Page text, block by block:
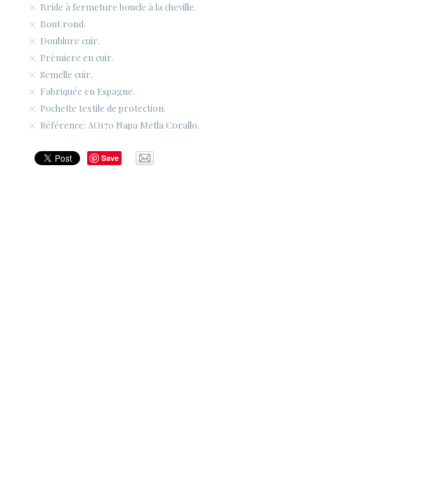
Bride à fermeture boucle à la cheville.
Bout rond.
Doublure cuir.
Prèmiere en cuir.
Semelle cuir.
Fabriquée en Espagne.
Pochette textile de protection.
Référence: AO170 Napa Metla Corallo.
Save